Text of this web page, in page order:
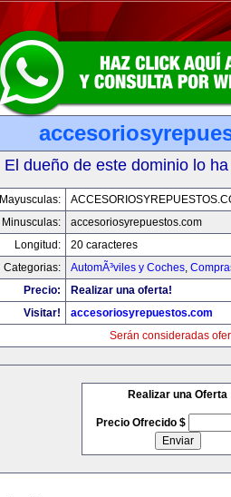
El dueño de este dominio lo
Mayusculas:
Minusculas:
accesoriosyrepuestos.com
Longitud:
20 caracteres
Categorias:
AutomÃ³viles y Coches,
Precio:
Realizar una oferta!
Visitar!
accesoriosyrepuestos.com
Serán consideradas
Realizar una Oferta
Precio Ofrecido $